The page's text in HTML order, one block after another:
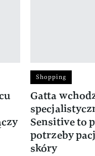
Shopping
Gatta
Sensitive to
potrzeby
skóry